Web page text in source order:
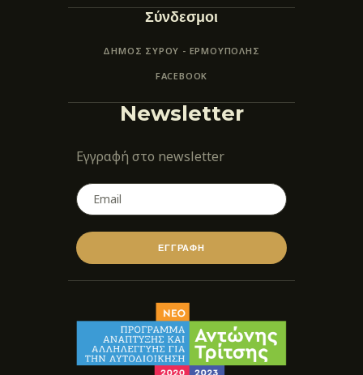
Σύνδεσμοι
ΔΗΜΟΣ ΣΥΡΟΥ - ΕΡΜΟΎΠΟΛΗΣ
FACEBOOK
Newsletter
Εγγραφή στο newsletter
ΕΓΓΡΑΦΗ